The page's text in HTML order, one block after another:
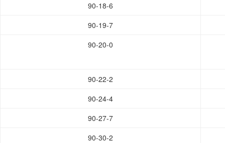
90-18-6
90-19-7
90-20-0
90-22-2
90-24-4
90-27-7
90-30-2